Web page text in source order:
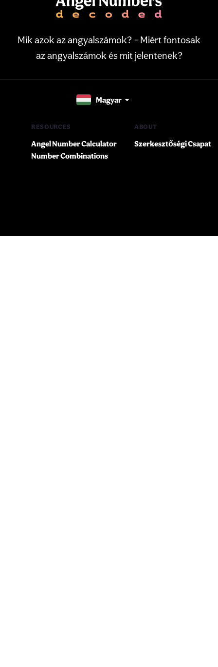
Mik azok az angyalszámok? - Miért fontosak
az angyalszámok és mit jelentenek?
Magyar
RESOURCES
Angel Number Calculator
Number Combinations
ABOUT
Szerkesztőségi Csapat